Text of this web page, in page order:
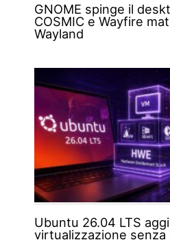
GNOME spinge il
COSMIC e Wayfire
Wayland
Ubuntu 26.04 LTS
virtualizzazione senza